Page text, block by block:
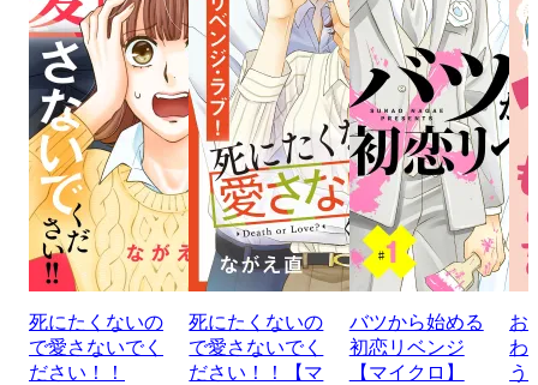
死にたくないの
で愛さないでく
ださい！！
死にたくないの
で愛さないでく
ださい！！【マ
バツから始める
初恋リベンジ
【マイクロ】
お
わ
う